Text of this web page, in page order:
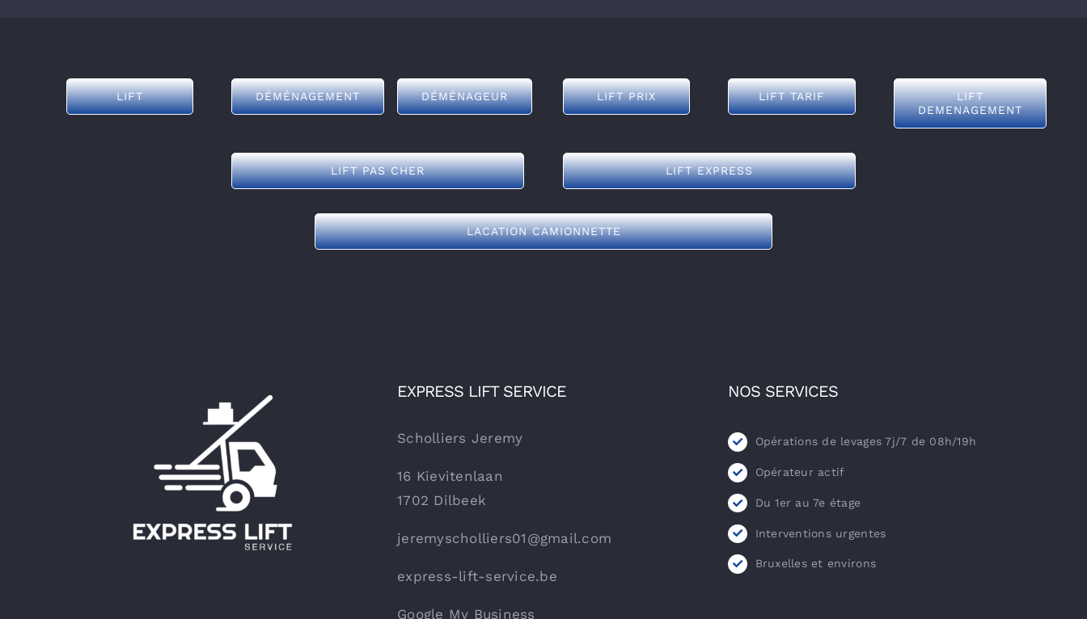
LIFT DÉMÉNAGEMENT DÉMÉNAGEUR LIFT PRIX LIFT TARIF
LIFT
DEMENAGEMENT
LIFT PAS CHER LIFT EXPRESS
LACATION CAMIONNETTE
EXPRESS LIFT SERVICE
Scholliers Jeremy
16 Kievitenlaan
1702 Dilbeek
jeremyscholliers01@gmail.com
express-lift-service.be
Google My Business
NOS SERVICES
Opérations de levages 7j/7 de 08h/19h
Opérateur actif
Du 1er au 7e étage
Interventions urgentes
Bruxelles et environs